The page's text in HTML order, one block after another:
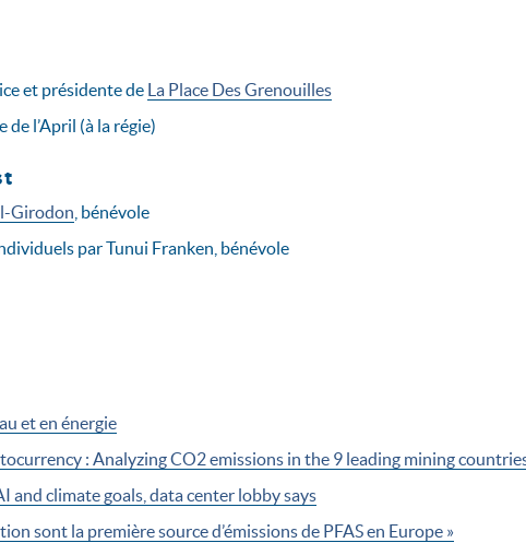
et présidente de La Place Des Grenouilles
de l’April (à la régie)
Girodon , bénévole
par Tunui Franken, bénévole
et en énergie
: Analyzing CO2 emissions in the 9 leading mining
and climate goals, data center lobby says
sont la première source d’émissions de PFAS en Europe »